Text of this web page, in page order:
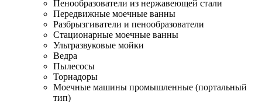
Пенообразователи из нержавеющей стали
Передвижные моечные ванны
Разбрызгиватели и пенообразователи
Стационарные моечные ванны
Ультразвуковые мойки
Ведра
Пылесосы
Торнадоры
Моечные машины промышленные (портальный
тип)